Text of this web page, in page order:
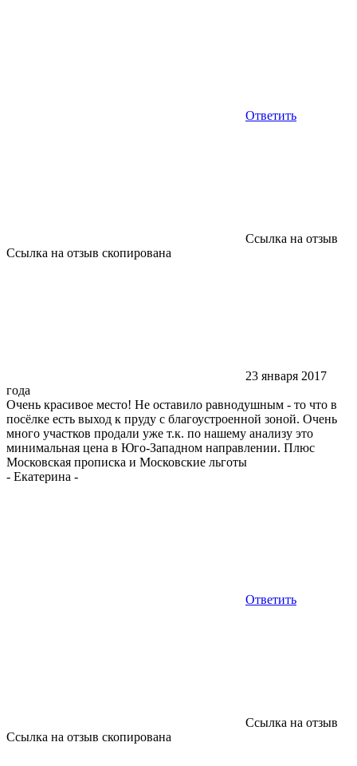
Ответить
Ссылка на отзыв
Ссылка на отзыв скопирована
23 января 2017
года
Очень красивое место! Не оставило равнодушным - то что в
посёлке есть выход к пруду с благоустроенной зоной. Очень
много участков продали уже т.к. по нашему анализу это
минимальная цена в Юго-Западном направлении. Плюс
Московская прописка и Московские льготы
- Екатерина -
Ответить
Ссылка на отзыв
Ссылка на отзыв скопирована